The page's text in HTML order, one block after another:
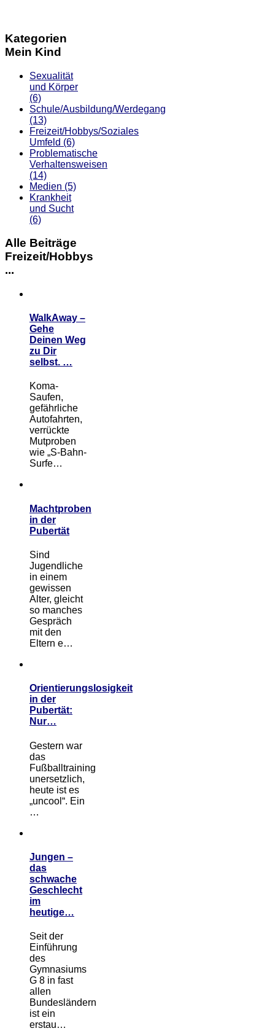
Kategorien
Mein Kind
Sexualität
und Körper
(6)
Schule/Ausbildung/Werdegang
(13)
Freizeit/Hobbys/Soziales
Umfeld (6)
Problematische
Verhaltensweisen
(14)
Medien (5)
Krankheit
und Sucht
(6)
Alle Beiträge
Freizeit/Hobbys
...
WalkAway –
Gehe
Deinen Weg
zu Dir
selbst. …
Koma-
Saufen,
gefährliche
Autofahrten,
verrückte
Mutproben
wie „S-Bahn-
Surfe…
Machtproben
in der
Pubertät
Sind
Jugendliche
in einem
gewissen
Alter, gleicht
so manches
Gespräch
mit den
Eltern e…
Orientierungslosigkeit
in der
Pubertät:
Nur…
Gestern war
das
Fußballtraining
unersetzlich,
heute ist es
„uncool“. Ein
…
Jungen –
das
schwache
Geschlecht
im
heutige…
Seit der
Einführung
des
Gymnasiums
G 8 in fast
allen
Bundesländern
ist ein
erstau…